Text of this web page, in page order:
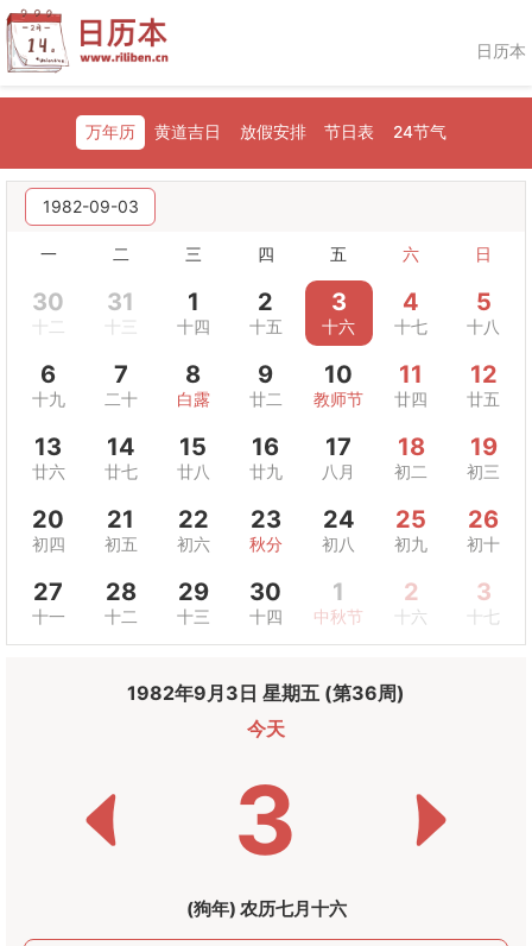
日历本
万年历 黄道吉日 放假安排 节日表 24节气
1982-09-03
一 二 三 四 五 六 日
30 31 1
十四
2
十五
3
十六
4
十七
5
十八
6
十九
7
二十
8
白露
9
廿二
10
教师节
11
廿四
12
廿五
13
廿六
14
廿七
15
廿八
16
廿九
17
八月
18
初二
19
初三
20
初四
21
初五
22
初六
23
秋分
24
初八
25
初九
26
初十
27
十一
28
十二
29
十三
30
十四
1
中秋节
2
十六
3
十七
1982年9月3日 星期五 (第36周)
今天
3
(狗年) 农历七月十六